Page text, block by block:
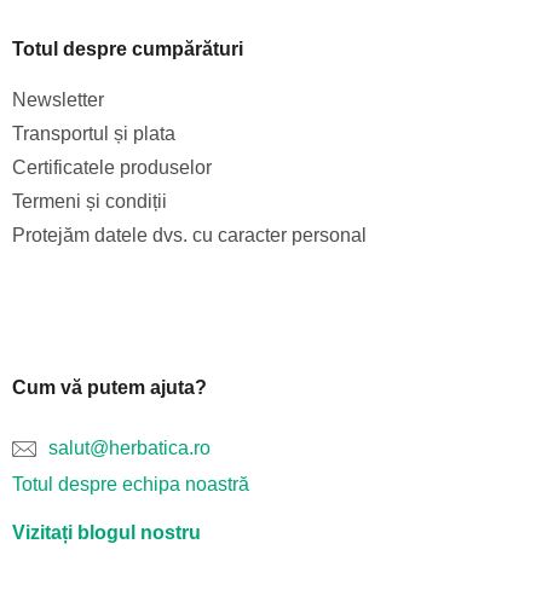
Totul despre cumpărături
Newsletter
Transportul și plata
Certificatele produselor
Termeni și condiții
Protejăm datele dvs. cu caracter personal
Cum vă putem ajuta?
salut@herbatica.ro
Totul despre echipa noastră
Vizitați blogul nostru